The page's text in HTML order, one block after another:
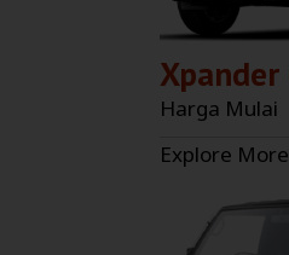
Xpander
Harga Mulai
Explore More